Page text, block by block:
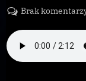
on
Brak